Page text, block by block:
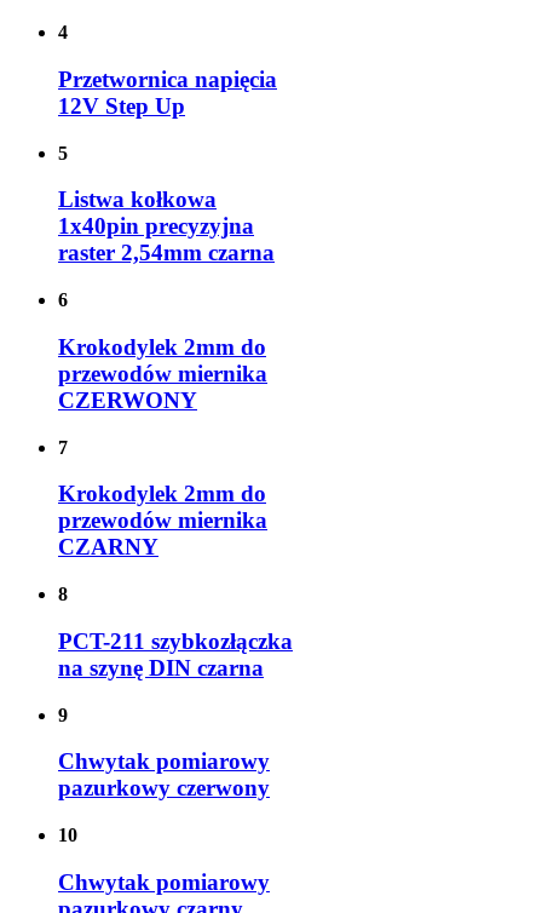
4
Przetwornica napięcia
12V Step Up
5
Listwa kołkowa
1x40pin precyzyjna
raster 2,54mm czarna
6
Krokodylek 2mm do
przewodów miernika
CZERWONY
7
Krokodylek 2mm do
przewodów miernika
CZARNY
8
PCT-211 szybkozłączka
na szynę DIN czarna
9
Chwytak pomiarowy
pazurkowy czerwony
10
Chwytak pomiarowy